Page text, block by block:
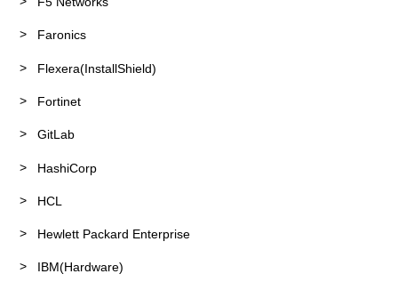
Faronics
Flexera(InstallShield)
Fortinet
GitLab
HashiCorp
HCL
Hewlett Packard Enterprise
IBM(Hardware)